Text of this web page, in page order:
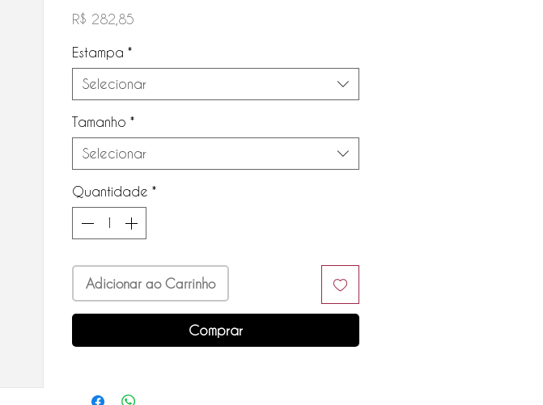
R$ 282,85
Estampa *
Selecionar
Tamanho *
Selecionar
Quantidade *
Adicionar ao Carrinho
Comprar